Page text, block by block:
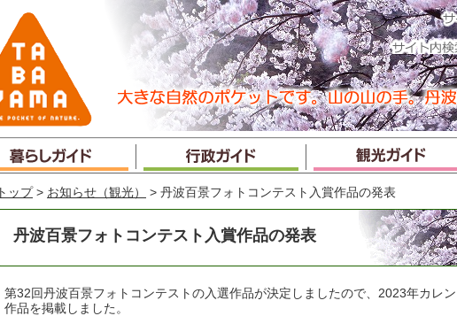
トップ > お知らせ（観光） > 丹波百景フォトコンテスト入賞作品の発表
丹波百景フォトコンテスト入賞作品の発表
第32回丹波百景フォトコンテストの入選作品が決定しましたので、2023年カレ
作品を掲載しました。